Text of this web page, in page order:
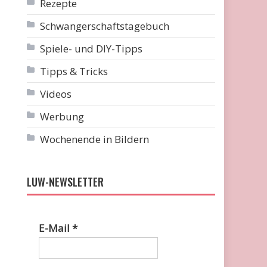
Rezepte
Schwangerschaftstagebuch
Spiele- und DIY-Tipps
Tipps & Tricks
Videos
Werbung
Wochenende in Bildern
LUW-NEWSLETTER
E-Mail*